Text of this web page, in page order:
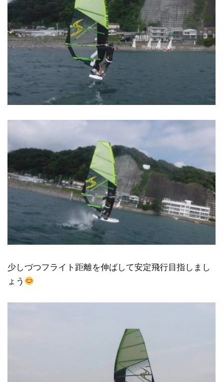
少しづつフライト距離を伸ばして安定飛行目指しまし
ょう